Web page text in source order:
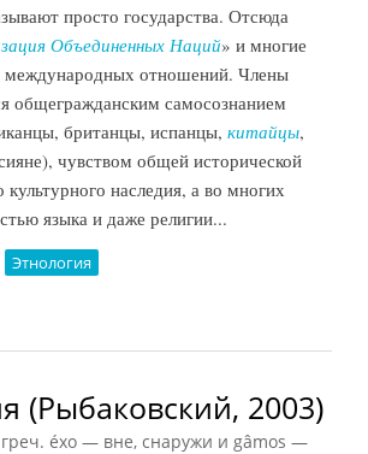
просто государства. Отсюда
Объединенных Наций» и многие
международных отношений. Члены
общегражданским самосознанием
британцы, испанцы, китайцы,
чувством общей исторической
наследия, а во многих
языка и даже религии...
Этнология
(Рыбаковский, 2003)
éxo — вне, снаружи и gâmos —